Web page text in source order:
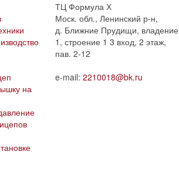
на
ТЦ Формула Х
Моск. обл., Ленинский р-н,
д. Ближние Прудищи, владение
1, строение 1 3 вход, 2 этаж,
пав. 2-12
e-mail: 2210018@bk.ru